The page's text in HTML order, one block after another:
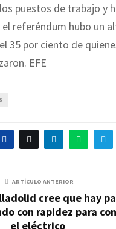
puestos de trabajo y
referéndum hubo un
35 por ciento de
EFE
ARTÍCULO ANTERIOR
cree que hay
con rapidez para
el eléctrico